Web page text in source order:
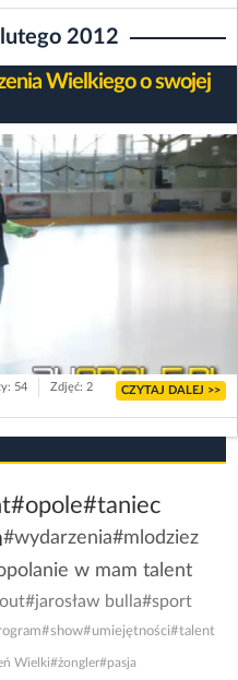
2012
Wielkiego o swojej
54 Zdjęć: 2 CZYTAJ DALEJ >>
#opole#taniec
#wydarzenia#mlodziez
w mam talent
#jarosław bulla#sport
#show#umiejętności#talent
Wielki#żongler#pasja